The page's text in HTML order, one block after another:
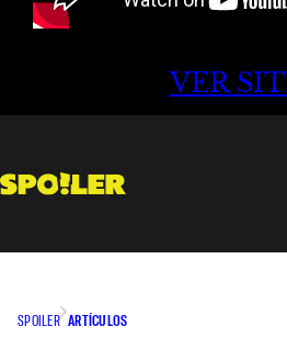
VER
SPOILER ARTÍCULOS